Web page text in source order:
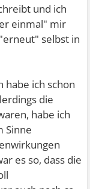
und ich
einmal" mir
selbst in
habe ich schon
die
habe ich
Sinne
es so, dass die